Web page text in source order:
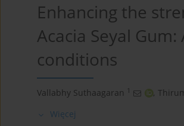
Enhancing the
Acacia Seyal
conditions
Vallabhy Suthaagaran 1 ,
Więcej